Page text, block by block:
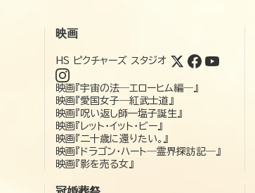
映画
HS ピクチャーズ スタジオ
映画『宇宙の法―エローヒム編―』
映画『愛国女子―紅武士道』
映画『呪い返し師—塩子誕生』
映画『レット・イット・ビー』
映画『二十歳に還りたい。』
映画『ドラゴン・ハート―霊界探訪記―』
映画『影を売る女』